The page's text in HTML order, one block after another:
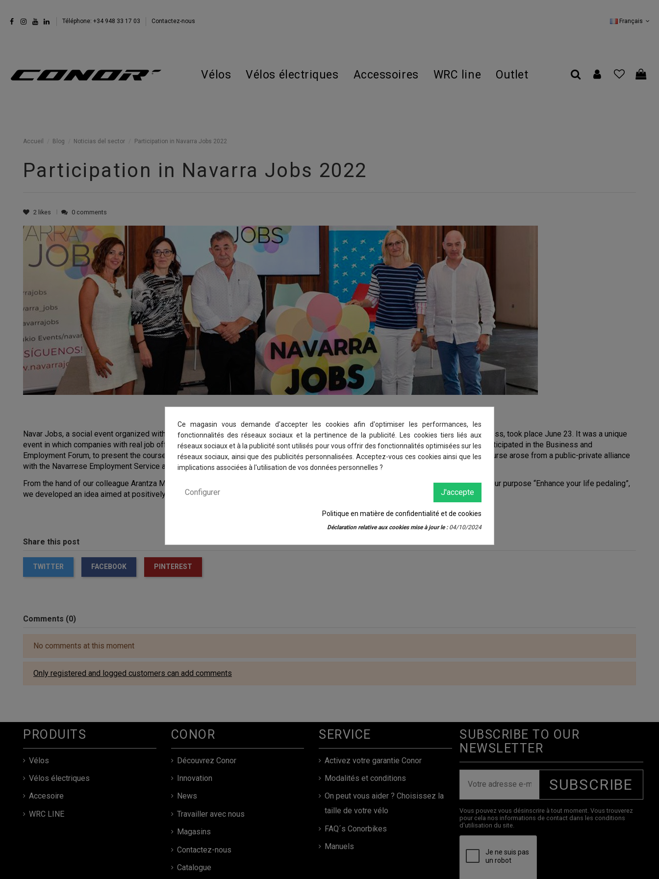
Téléphone: +34 948 33 17 03 Contactez-nous Français
Vélos Vélos électriques Accessoires WRC line Outlet
Accueil Blog Noticias del sector Participation in Navarra Jobs 2022
Participation in Navarra Jobs 2022
2 likes 0 comments
Navar Jobs, a social event organized with the purpose of helping people seeking for job opportunities or wanting to entrepreneur a business, took place June 23. It was a unique
event in which companies with real job offers and qualified candidates actively looking for a job concurred. Conor Spors was invited to participated in the Business and
Employment Forum, to present the course Management operations, maintenance and checking of bicycles (mechanic and electric). The course arose from a public-private alliance
with the Navarrese Employment Service and the Government of Navarre.
From the hand of our colleague Arantza Maquirrian, we could share with the audience the origin of this project and its development. From our purpose “Enhance your life pedaling”,
we developed an idea aimed at positively impacting the sector by training professionals, generating employment.""
Share this post
TWITTER FACEBOOK PINTEREST
Comments (0)
No comments at this moment
Only registered and logged customers can add comments
PRODUITS
Vélos
Vélos électriques
Accesoire
WRC LINE
CONOR
Découvrez Conor
Innovation
News
Travailler avec nous
Magasins
Contactez-nous
Catalogue
SERVICE
Activez votre garantie Conor
Modalités et conditions
On peut vous aider ? Choisissez la
taille de votre vélo
FAQ´s Conorbikes
Manuels
SUBSCRIBE TO OUR
NEWSLETTER
SUBSCRIBE
Vous pouvez vous désinscrire à tout moment. Vous trouverez
pour cela nos informations de contact dans les conditions
d'utilisation du site.
Ce magasin vous demande d'accepter les cookies afin d'optimiser les performances, les
fonctionnalités des réseaux sociaux et la pertinence de la publicité. Les cookies tiers liés aux
réseaux sociaux et à la publicité sont utilisés pour vous offrir des fonctionnalités optimisées sur les
réseaux sociaux, ainsi que des publicités personnalisées. Acceptez-vous ces cookies ainsi que les
implications associées à l'utilisation de vos données personnelles ?
J'accepte
Configurer
Politique en matière de confidentialité et de cookies
Déclaration relative aux cookies mise à jour le :04/10/2024